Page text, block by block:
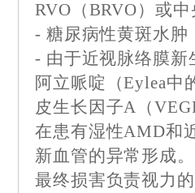
RVO（BRVO）或
- 糖尿病性黄斑水
- 由于近视脉络膜新
阿立哌啶（Eylea中
皮生长因子A（
在患有湿性AMD和
新血管的异常形成
最终损害负责视力